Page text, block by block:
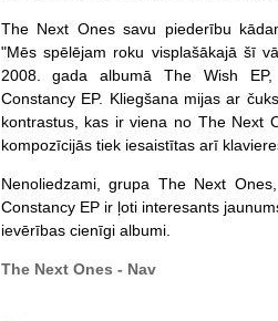
The Next Ones savu piederību
"Mēs spēlējam roku visplašākajā šī
2008. gada albumā The Wish
Constancy EP. Kliegšana mijas ar
kontrastus, kas ir viena no The Next
kompozīcijās tiek iesaistītas arī
Nenoliedzami, grupa The Next
Constancy EP ir ļoti interesants
ievērības cienīgi albumi.
The Next Ones - Nav